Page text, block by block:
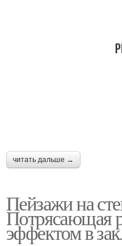
читать дальше →
Пейзажи на
Потрясающая
эффектом в